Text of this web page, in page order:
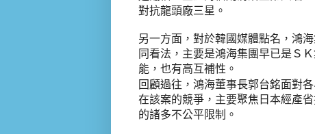
對抗龍頭廠三星。
另一方面，對於韓國媒體點名，鴻
同看法，主要是鴻海集團早已是Ｓ
能，也有高互補性。
回顧過往，鴻海董事長郭台銘面對
在該案的競爭，主要聚焦日本經產
的諸多不公平限制。